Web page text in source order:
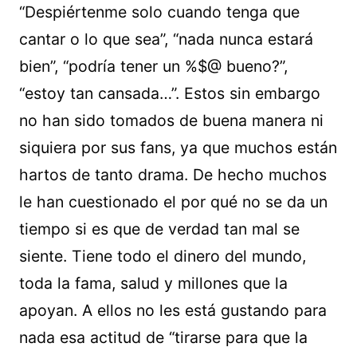
“Despiértenme solo cuando tenga que
cantar o lo que sea”, “nada nunca estará
bien”, “podría tener un %$@ bueno?”,
“estoy tan cansada…”. Estos sin embargo
no han sido tomados de buena manera ni
siquiera por sus fans, ya que muchos están
hartos de tanto drama. De hecho muchos
le han cuestionado el por qué no se da un
tiempo si es que de verdad tan mal se
siente. Tiene todo el dinero del mundo,
toda la fama, salud y millones que la
apoyan. A ellos no les está gustando para
nada esa actitud de “tirarse para que la